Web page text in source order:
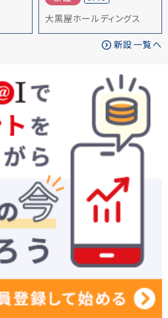
大黒屋ホールディングス
新設一覧へ